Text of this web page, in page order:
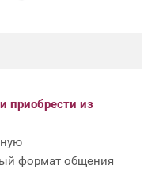
приобрести из
формат общения